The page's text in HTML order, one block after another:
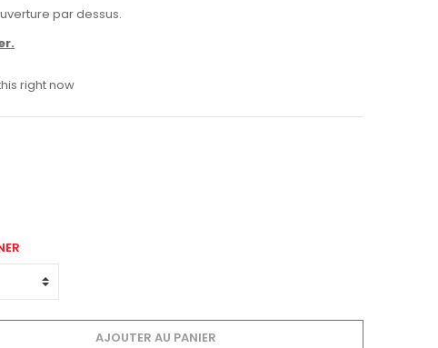
par dessus.
right now
AJOUTER AU PANIER